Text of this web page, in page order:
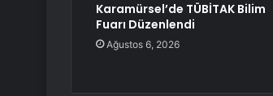
Karamürsel’de TÜBİTAK Bilim
Fuarı Düzenlendi
Ağustos 6, 2026